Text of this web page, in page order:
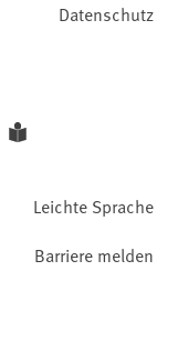
Datenschutz
Leichte Sprache
Barriere melden